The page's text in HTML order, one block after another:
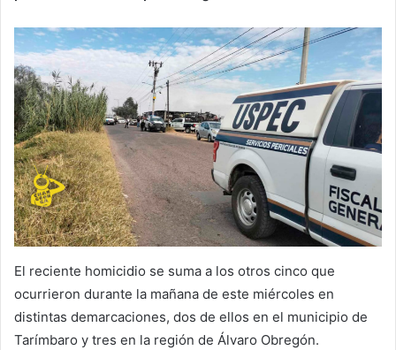
El reciente homicidio se suma a los otros cinco que
ocurrieron durante la mañana de este miércoles en
distintas demarcaciones, dos de ellos en el municipio de
Tarímbaro y tres en la región de Álvaro Obregón.